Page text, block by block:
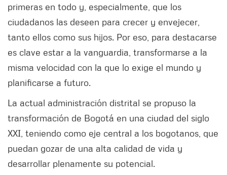
primeras en todo y, especialmente, que los
ciudadanos las deseen para crecer y envejecer,
tanto ellos como sus hijos. Por eso, para destacarse
es clave estar a la vanguardia, transformarse a la
misma velocidad con la que lo exige el mundo y
planificarse a futuro.
La actual administración distrital se propuso la
transformación de Bogotá en una ciudad del siglo
XXI, teniendo como eje central a los bogotanos, que
puedan gozar de una alta calidad de vida y
desarrollar plenamente su potencial.